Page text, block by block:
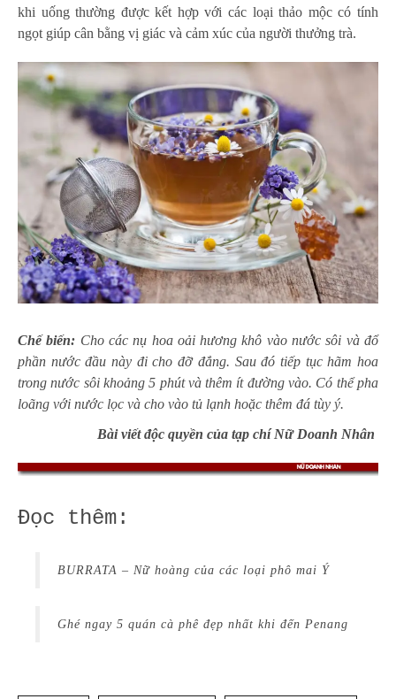
khi uống thường được kết hợp với các loại thảo mộc có tính
ngọt giúp cân bằng vị giác và cảm xúc của người thưởng trà.
Chế biến: Cho các nụ hoa oải hương khô vào nước sôi và đổ
phần nước đầu này đi cho đỡ đắng. Sau đó tiếp tục hãm hoa
trong nước sôi khoảng 5 phút và thêm ít đường vào. Có thể pha
loãng với nước lọc và cho vào tủ lạnh hoặc thêm đá tùy ý.
Bài viết độc quyền của tạp chí Nữ Doanh Nhân
Đọc thêm:
BURRATA – Nữ hoàng của các loại phô mai Ý
Ghé ngay 5 quán cà phê đẹp nhất khi đến Penang